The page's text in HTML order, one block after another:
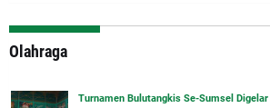
Olahraga
Turnamen Bulutangkis Se-Sumsel